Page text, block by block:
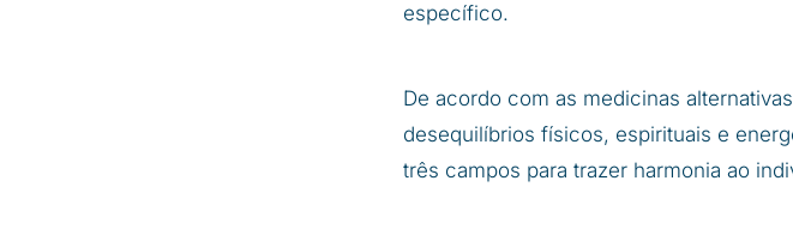
específico.
De acordo com as medicinas
desequilíbrios físicos, espirituais e
três campos para trazer harmonia ao